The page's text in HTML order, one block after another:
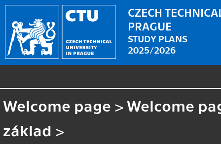
CZECH
PRAGUE
STUDY PLANS
2025/2026
Welcome page >Welcome
základ >